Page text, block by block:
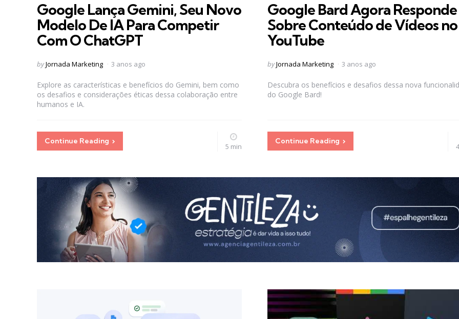
Google Lança Gemini, Seu Novo
Modelo De IA Para Competir
Com O ChatGPT
Posted
byJornada Marketing 3 anos ago
Explore as características e benefícios do Gemini, bem como
os desafios e considerações éticas dessa colaboração entre
humanos e IA.
Continue Reading
5 min
Google Bard Agora Responde
Sobre Conteúdo de Vídeos no
YouTube
Posted
byJornada Marketing 3 anos ago
Descubra os benefícios e desafios dessa nova
do Google Bard!
Continue Reading